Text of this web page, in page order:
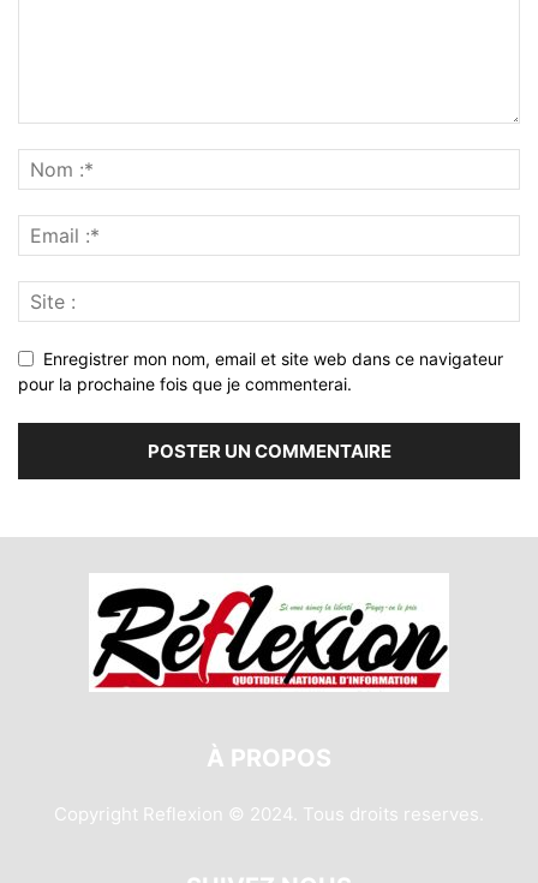
Enregistrer mon nom, email et site web dans ce navigateur
pour la prochaine fois que je commenterai.
À PROPOS
Copyright Reflexion © 2024. Tous droits reserves.